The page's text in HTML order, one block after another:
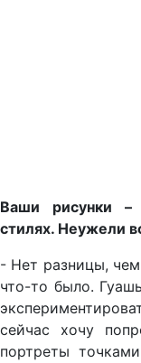
Ваши рисунки –
стилях. Неужели
- Нет разницы, чем
что-то было.
сейчас хочу
портреты